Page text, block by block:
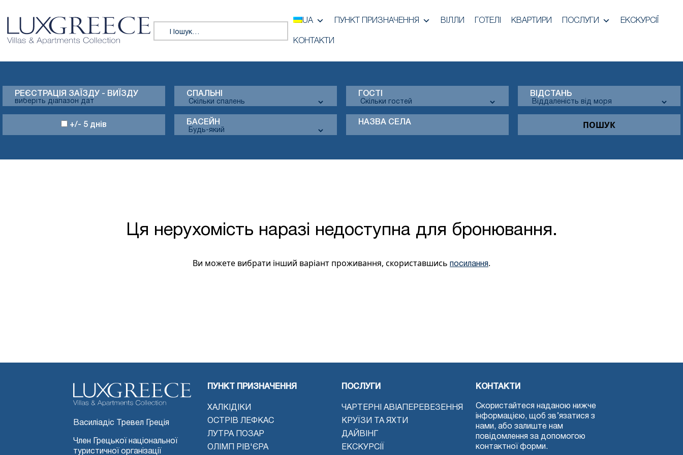
Пошук:
UA ПУНКТ ПРИЗНАЧЕННЯ ВІЛЛИ ГОТЕЛІ КВАРТИРИ ПОСЛУГИ ЕКСКУРСІЇ
КОНТАКТИ
РЕЄСТРАЦІЯ ЗАЇЗДУ - ВИЇЗДУ СПАЛЬНІ ГОСТІ ВІДСТАНЬ
+/- 5 днів БАСЕЙН НАЗВА СЕЛА
Ця нерухомість наразі недоступна для бронювання.
Ви можете вибрати інший варіант проживання, скориставшись посилання .
Василіадіс Тревел Греція
Член Грецької національної
туристичної організації
ПУНКТ ПРИЗНАЧЕННЯ
ХАЛКІДІКИ
ОСТРІВ ЛЕФКАС
ЛУТРА ПОЗАР
ОЛІМП РІВ'ЄРА
ПОСЛУГИ
ЧАРТЕРНІ АВІАПЕРЕВЕЗЕННЯ
КРУЇЗИ ТА ЯХТИ
ДАЙВІНГ
ЕКСКУРСІЇ
КОНТАКТИ
Скористайтеся наданою нижче
інформацією, щоб зв’язатися з
нами, або залиште нам
повідомлення за допомогою
контактної форми.